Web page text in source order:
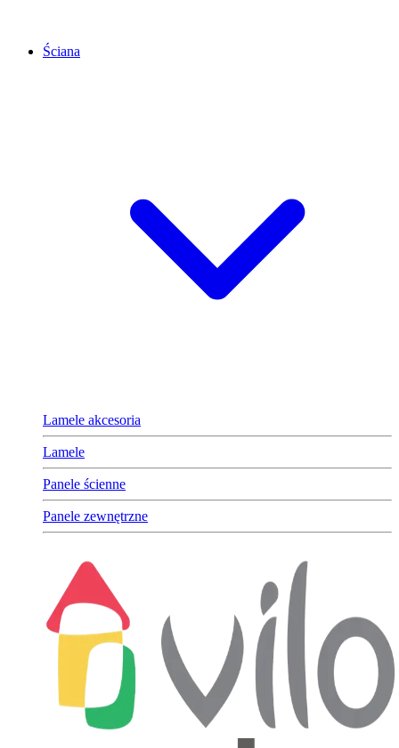
Ściana
Lamele akcesoria
Lamele
Panele ścienne
Panele zewnętrzne